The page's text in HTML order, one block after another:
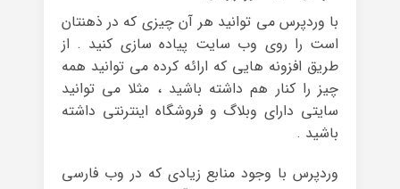
با وردپرس می توانید هر آن چیزی که در ذهنتان
است را روی وب سایت پیاده سازی کنید . از
طریق افزونه هایی که ارائه کرده می توانید همه
چیز را کنار هم داشته باشید ، مثلا می توانید
سایتی دارای وبلاگ و فروشگاه اینترنتی داشته
باشید .
وردپرس با وجود منابع زیادی که در وب فارسی